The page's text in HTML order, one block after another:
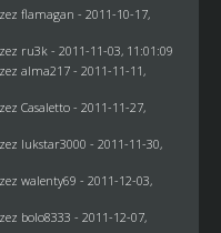
flamagan - 2011-10-17,
ru3k - 2011-11-03, 11:01:09
alma217 - 2011-11-11,
Casaletto- 2011-11-27,
lukstar3000 - 2011-11-30,
walenty69 - 2011-12-03,
bolo8333 - 2011-12-07,